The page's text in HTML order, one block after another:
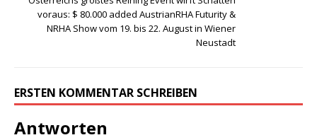
voraus: $ 80.000 added AustrianRHA Futurity &
NRHA Show vom 19. bis 22. August in Wiener
Neustadt
ERSTEN KOMMENTAR SCHREIBEN
Antworten